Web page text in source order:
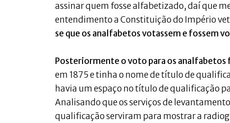
assinar quem fosse alfabetizado, daí que
entendimento a Constituição do Império
se que os analfabetos votassem e fossem
Posteriormente o voto para os
em 1875 e tinha o nome de título de
havia um espaço no título de qualificação
Analisando que os serviços de
qualificação serviram para mostrar a